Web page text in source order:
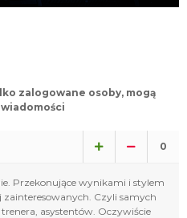
zalogowane osoby, mogą
0
Przekonujące wynikami i stylem
zainteresowanych. Czyli samych
trenera, asystentów. Oczywiście